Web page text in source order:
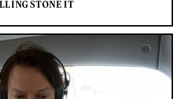
STONE IT